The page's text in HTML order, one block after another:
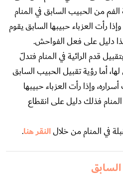
الفم من الحبيب السابق في المنام
رأت العزباء حبيبها السابق يقوم
دليل على فعل الفواحش.
قدم الرائية في المنام فتدلّ
أما رؤية تقبيل الحبيب السابق
وإذا رأت العزباء حبيبها
المنام فذلك دليل على انقطاع
في المنام من خلالالنقر هنا.